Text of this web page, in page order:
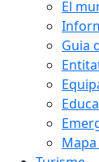
El
Guia